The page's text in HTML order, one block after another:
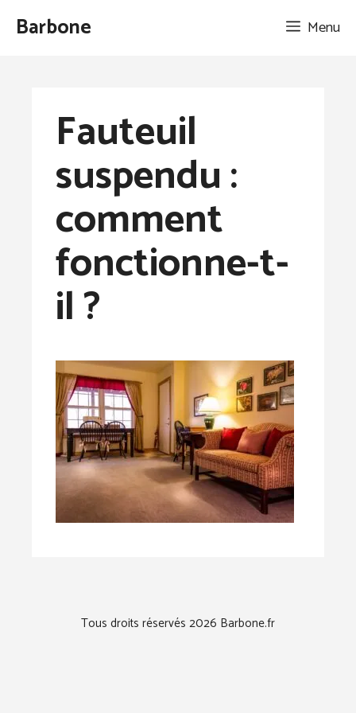
AllerBarbone Menu
Fauteuil
suspendu :
comment
fonctionne-t-
il ?
Tous droits réservés 2026 Barbone.fr